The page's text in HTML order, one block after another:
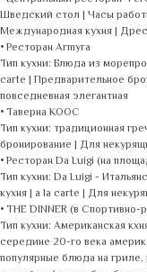
Шведский стол | Часы
Международная кухня |
• Ресторан Armyra
Тип кухни: Блюда из
carte | Предварительное
повседневная элегантная
• Таверна KOOC
Тип кухни: традиционная
бронирование | Для
• Ресторан Da Luigi (на
Тип кухни: Da Luigi -
кухня | a la carte | Для
• THE DINNER (в
Тип кухни: Американская
середине 20-го века
популярные блюда на